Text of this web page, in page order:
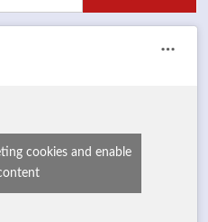
cookies and enable